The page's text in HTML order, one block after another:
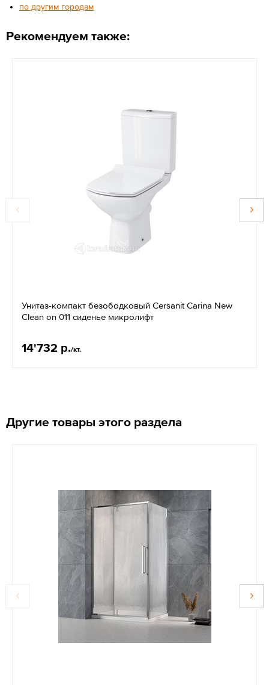
по другим городам
Рекомендуем также:
Унитаз-компакт безободковый Cersanit Carina New
Clean on 011 сиденье микролифт
14'732 р./кт.
Другие товары этого раздела